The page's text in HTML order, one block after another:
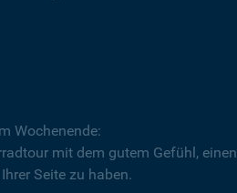
Wochenende:
mit dem gutem Gefühl, einen
Seite zu haben.